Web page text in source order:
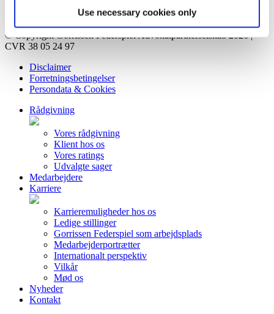
Use necessary cookies only
Privatlivsorientering
© Copyright Gorrissen Federspiel Advokatpartnerselskab 2026 |
CVR 38 05 24 97
Disclaimer
Forretningsbetingelser
Persondata & Cookies
Rådgivning
Vores rådgivning
Klient hos os
Vores ratings
Udvalgte sager
Medarbejdere
Karriere
Karrieremuligheder hos os
Ledige stillinger
Gorrissen Federspiel som arbejdsplads
Medarbejderportrætter
Internationalt perspektiv
Vilkår
Mød os
Nyheder
Kontakt